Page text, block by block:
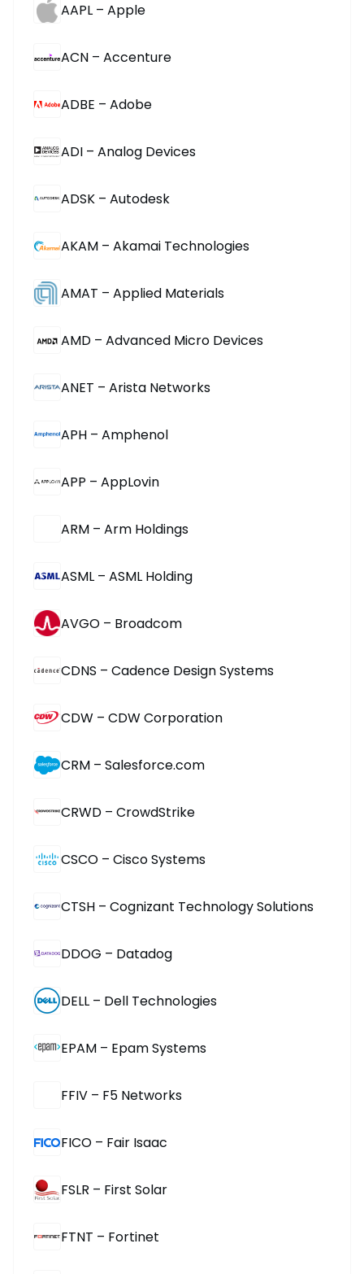
AAPL – Apple
ACN – Accenture
ADBE – Adobe
ADI – Analog Devices
ADSK – Autodesk
AKAM – Akamai Technologies
AMAT – Applied Materials
AMD – Advanced Micro Devices
ANET – Arista Networks
APH – Amphenol
APP – AppLovin
ARM – Arm Holdings
ASML – ASML Holding
AVGO – Broadcom
CDNS – Cadence Design Systems
CDW – CDW Corporation
CRM – Salesforce.com
CRWD – CrowdStrike
CSCO – Cisco Systems
CTSH – Cognizant Technology Solutions
DDOG – Datadog
DELL – Dell Technologies
EPAM – Epam Systems
FFIV – F5 Networks
FICO – Fair Isaac
FSLR – First Solar
FTNT – Fortinet